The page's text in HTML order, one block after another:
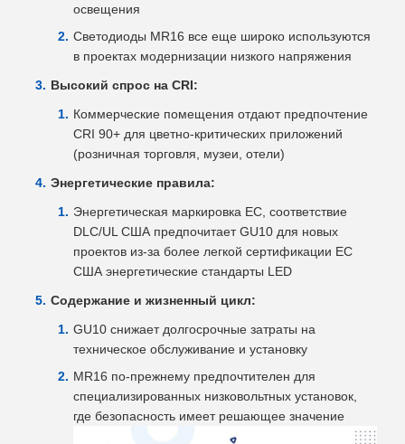
освещения
Светодиоды MR16 все еще широко используются
в проектах модернизации низкого напряжения
Высокий спрос на CRI:
Коммерческие помещения отдают предпочтение
CRI 90+ для цветно-критических приложений
(розничная торговля, музеи, отели)
Энергетические правила:
Энергетическая маркировка ЕС, соответствие
DLC/UL США предпочитает GU10 для новых
проектов из-за более легкой сертификации ЕС
США энергетические стандарты LED
Содержание и жизненный цикл:
GU10 снижает долгосрочные затраты на
техническое обслуживание и установку
MR16 по-прежнему предпочтителен для
специализированных низковольтных установок,
где безопасность имеет решающее значение